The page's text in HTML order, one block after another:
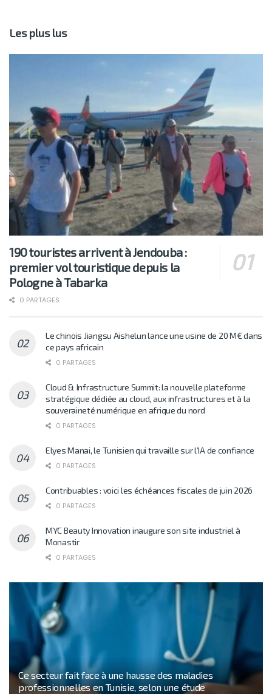
Les plus lus
190 touristes arrivent à Jendouba :
premier vol touristique depuis la
Pologne à Tabarka
0 PARTAGES
Le chinois Jiangsu Aishelun lance une usine de 20 M€ dans
ce pays africain
0 PARTAGES
Cloud & Infrastructure Summit: la nouvelle plateforme
stratégique dédiée au cloud, aux infrastructures et à la
souveraineté numérique en afrique du nord
0 PARTAGES
Elyes Manai, le Tunisien qui travaille sur l’IA de confiance
0 PARTAGES
Contribuables : voici les échéances fiscales de juin 2026
0 PARTAGES
MYC Beauty Innovation inaugure son site industriel à
Monastir
0 PARTAGES
Ce secteur fait face à une hausse des maladies
professionnelles en Tunisie, selon une étude